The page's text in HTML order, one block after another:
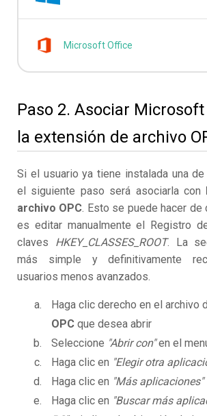
Microsoft Office
Paso 2. Asociar
la extensión de archivo
Si el usuario ya tiene instalada una
el siguiente paso será asociarla con
archivo OPC. Esto se puede hacer de
es editar manualmente el Registro
claves HKEY_CLASSES_ROOT. La
más simple y definitivamente
usuarios menos avanzados.
Haga clic derecho en el archivo
OPC que desea abrir
Seleccione "Abrir con"en el
Haga clic en "Elegir otra
Haga clic en "Más aplicaciones"
Haga clic en "Buscar más